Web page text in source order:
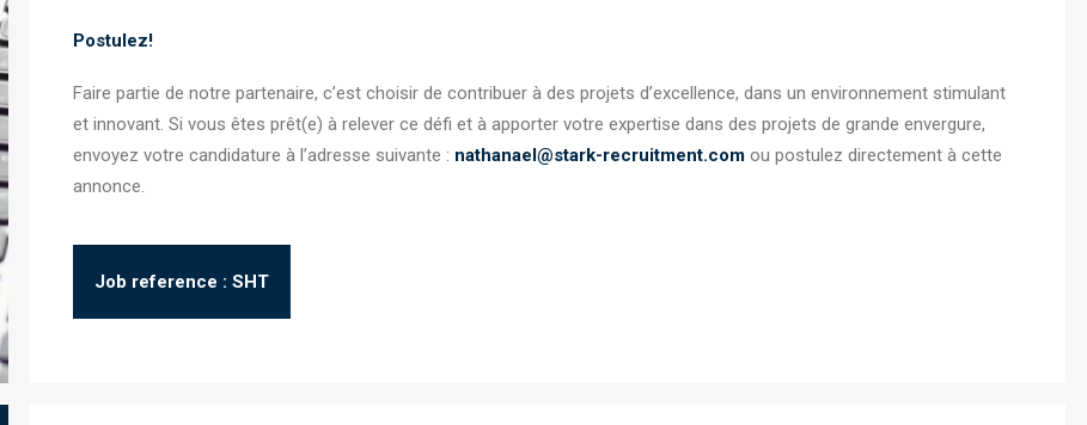
Postulez!
Faire partie de notre partenaire, c’est choisir de contribuer à des projets d’excellence, dans un environnement stimulant
et innovant. Si vous êtes prêt(e) à relever ce défi et à apporter votre expertise dans des projets de grande envergure,
envoyez votre candidature à l’adresse suivante : nathanael@stark-recruitment.com ou postulez directement à cette
annonce.
Job reference : SHT